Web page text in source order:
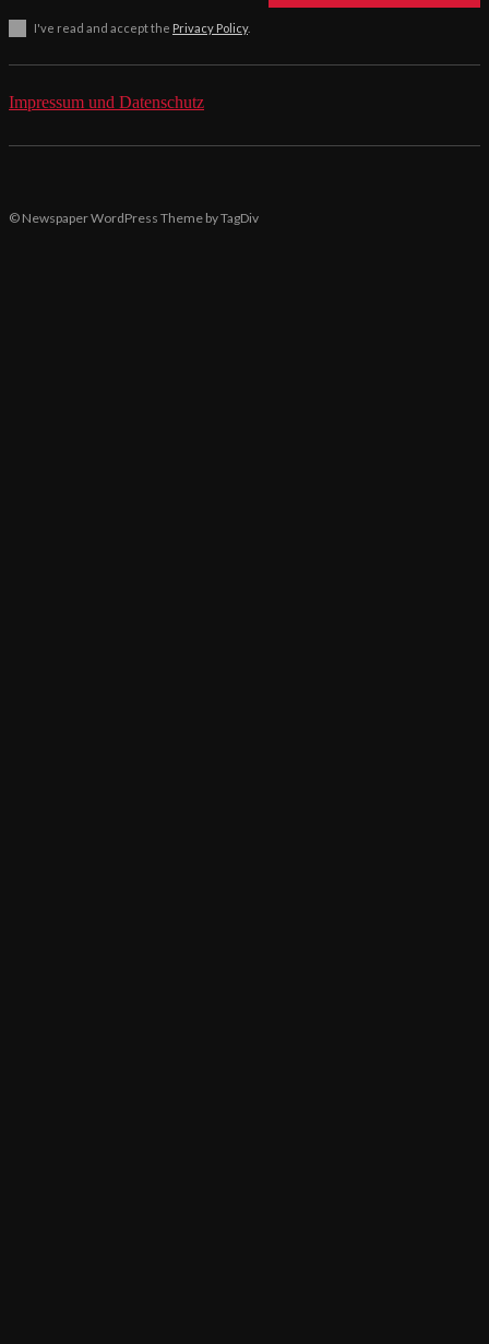
I've read and accept the Privacy Policy.
Impressum und Datenschutz
© Newspaper WordPress Theme by TagDiv